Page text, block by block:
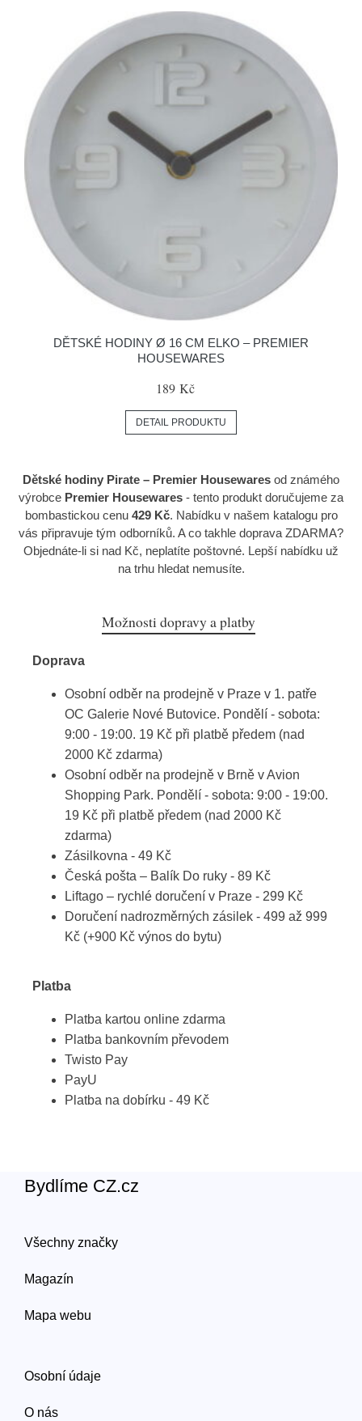
DĚTSKÉ HODINY Ø 16 CM ELKO – PREMIER
HOUSEWARES
189 Kč
DETAIL PRODUKTU
Dětské hodiny Pirate – Premier Housewares od známého
výrobce Premier Housewares - tento produkt doručujeme za
bombastickou cenu 429 Kč. Nabídku v našem katalogu pro
vás připravuje tým odborníků. A co takhle doprava ZDARMA?
Objednáte-li si nad Kč, neplatíte poštovné. Lepší nabídku už
na trhu hledat nemusíte.
Možnosti dopravy a platby
Doprava
Osobní odběr na prodejně v Praze v 1. patře
OC Galerie Nové Butovice. Pondělí - sobota:
9:00 - 19:00. 19 Kč při platbě předem (nad
2000 Kč zdarma)
Osobní odběr na prodejně v Brně v Avion
Shopping Park. Pondělí - sobota: 9:00 - 19:00.
19 Kč při platbě předem (nad 2000 Kč
zdarma)
Zásilkovna - 49 Kč
Česká pošta – Balík Do ruky - 89 Kč
Liftago – rychlé doručení v Praze - 299 Kč
Doručení nadrozměrných zásilek - 499 až 999
Kč (+900 Kč výnos do bytu)
Platba
Platba kartou online zdarma
Platba bankovním převodem
Twisto Pay
PayU
Platba na dobírku - 49 Kč
Bydlíme CZ.cz
Všechny značky
Magazín
Mapa webu
Osobní údaje
O nás